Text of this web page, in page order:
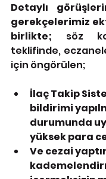
Detaylı
gerekçelerimiz
birlikte; söz
teklifinde,
için öngörülen;
İlaç Takip
bildirimi
durumunda
yüksek para
Ve cezai